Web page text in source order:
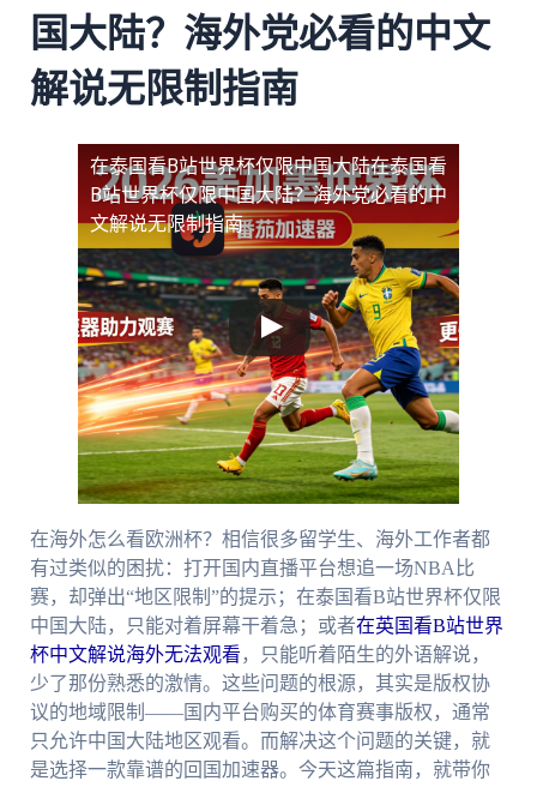
国大陆？海外党必看的中文
解说无限制指南
在泰国看B站世界杯仅限中国大陆在泰国看
B站世界杯仅限中国大陆？海外党必看的中
文解说无限制指南
在海外怎么看欧洲杯？相信很多留学生、海外工作者都
有过类似的困扰：打开国内直播平台想追一场NBA比
赛，却弹出“地区限制”的提示；在泰国看B站世界杯仅限
中国大陆，只能对着屏幕干着急；或者在英国看B站世界
杯中文解说海外无法观看 ，只能听着陌生的外语解说，
少了那份熟悉的激情。这些问题的根源，其实是版权协
议的地域限制——国内平台购买的体育赛事版权，通常
只允许中国大陆地区观看。而解决这个问题的关键，就
是选择一款靠谱的回国加速器。今天这篇指南，就带你